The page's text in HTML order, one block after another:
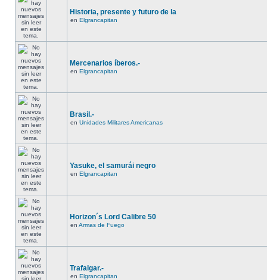
Historia, presente y futuro de la
en Elgrancapitan
Mercenarios íberos.-
en Elgrancapitan
Brasil.-
en Unidades Militares Americanas
Yasuke, el samurái negro
en Elgrancapitan
Horizon´s Lord Calibre 50
en Armas de Fuego
Trafalgar.-
en Elgrancapitan